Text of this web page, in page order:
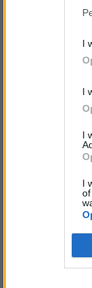
I
I
I
I